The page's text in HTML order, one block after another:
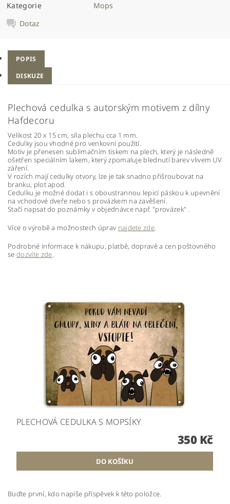
Kategorie
Mops
Dotaz
POPIS
DISKUZE
Plechová cedulka s autorským motivem z dílny
Hafdecoru
Velikost 20 x 15 cm, síla plechu cca 1 mm.
Cedulky jsou vhodné pro venkovní použití.
Motiv je přenesen sublimačním tiskem na plech, který je následně
ošetřen speciálním lakem, který zpomaluje blednutí barev vlivem UV
záření.
V rozích mají cedulky otvory, lze je tak snadno přišroubovat na
branku, plot apod.
Cedulku je možné dodat i s oboustrannou lepicí páskou k upevnění
na vchodové dveře nebo s provázkem na zavěšení.
Stačí napsat do poznámky v objednávce např. "provázek" .
Více o výrobě a možnostech úprav najdete zde.
Podrobné informace k nákupu, platbě, dopravě a cen poštovného
se dozvíte zde.
PLECHOVÁ CEDULKA S MOPSÍKY
350 Kč
Buďte první, kdo napíše příspěvek k této položce.